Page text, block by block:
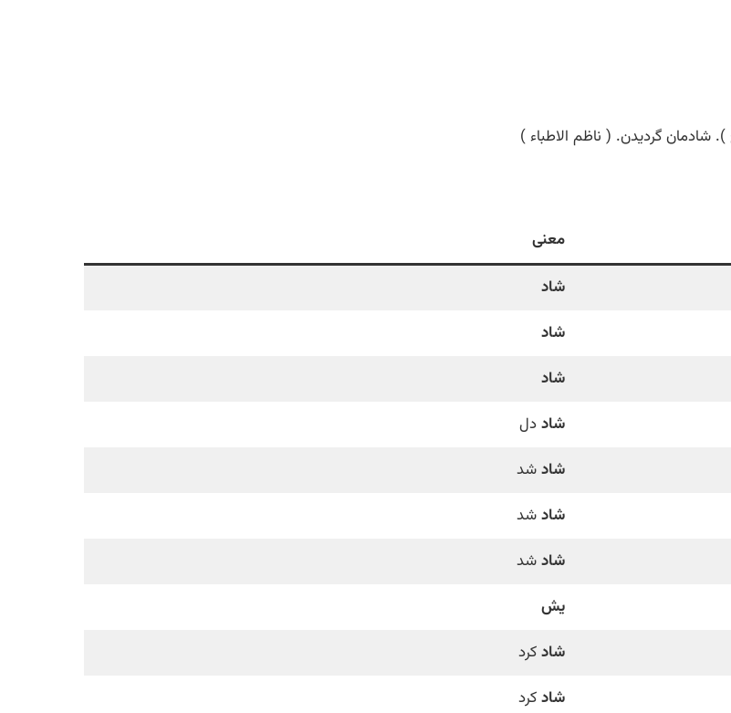
گردیدن. ( ناظم الاطباء )
معنی
شاد
شاد
شاد
شاددل
شادشد
شادشد
شادشد
یش
شادكرد
شادكرد